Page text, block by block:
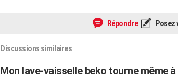
Répondre
Discussions similaires
Mon lave-vaisselle beko tourne même